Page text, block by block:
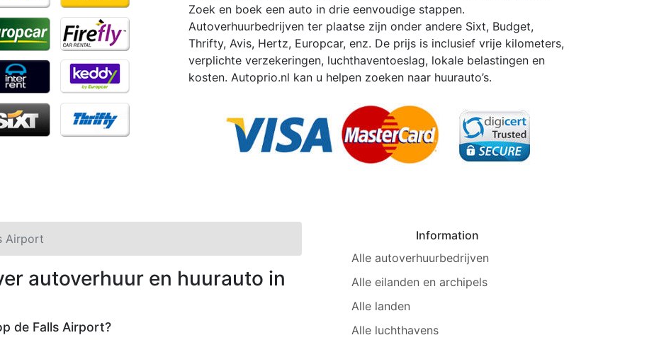
Zoek en boek een auto in drie eenvoudige stappen.
Autoverhuurbedrijven ter plaatse zijn onder andere Sixt, Budget,
Thrifty, Avis, Hertz, Europcar, enz. De prijs is inclusief vrije kilometers,
verplichte verzekeringen, luchthaventoeslag, lokale belastingen en
kosten. Autoprio.nl kan u helpen zoeken naar huurauto’s.
Airport
autoverhuur en huurauto in
de Falls Airport?
Information
Alle autoverhuurbedrijven
Alle eilanden en archipels
Alle landen
Alle luchthavens